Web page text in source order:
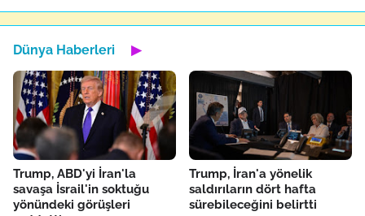
Dünya Haberleri ▶
Trump, ABD'yi İran'la
savaşa İsrail'in soktuğu
yönündeki görüşleri
Trump, İran'a yönelik
saldırıların dört hafta
sürebileceğini belirtti